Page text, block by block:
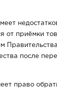
от приёмки
после
право